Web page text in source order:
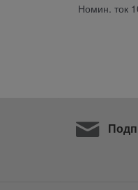
Номин. ток